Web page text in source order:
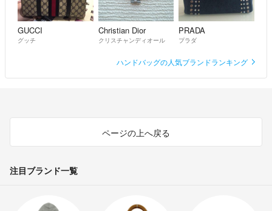
GUCCI
グッチ
Christian Dior
クリスチャンディオール
PRADA
プラダ
ハンドバッグの人気ブランドランキング
ページの上へ戻る
注目ブランド一覧